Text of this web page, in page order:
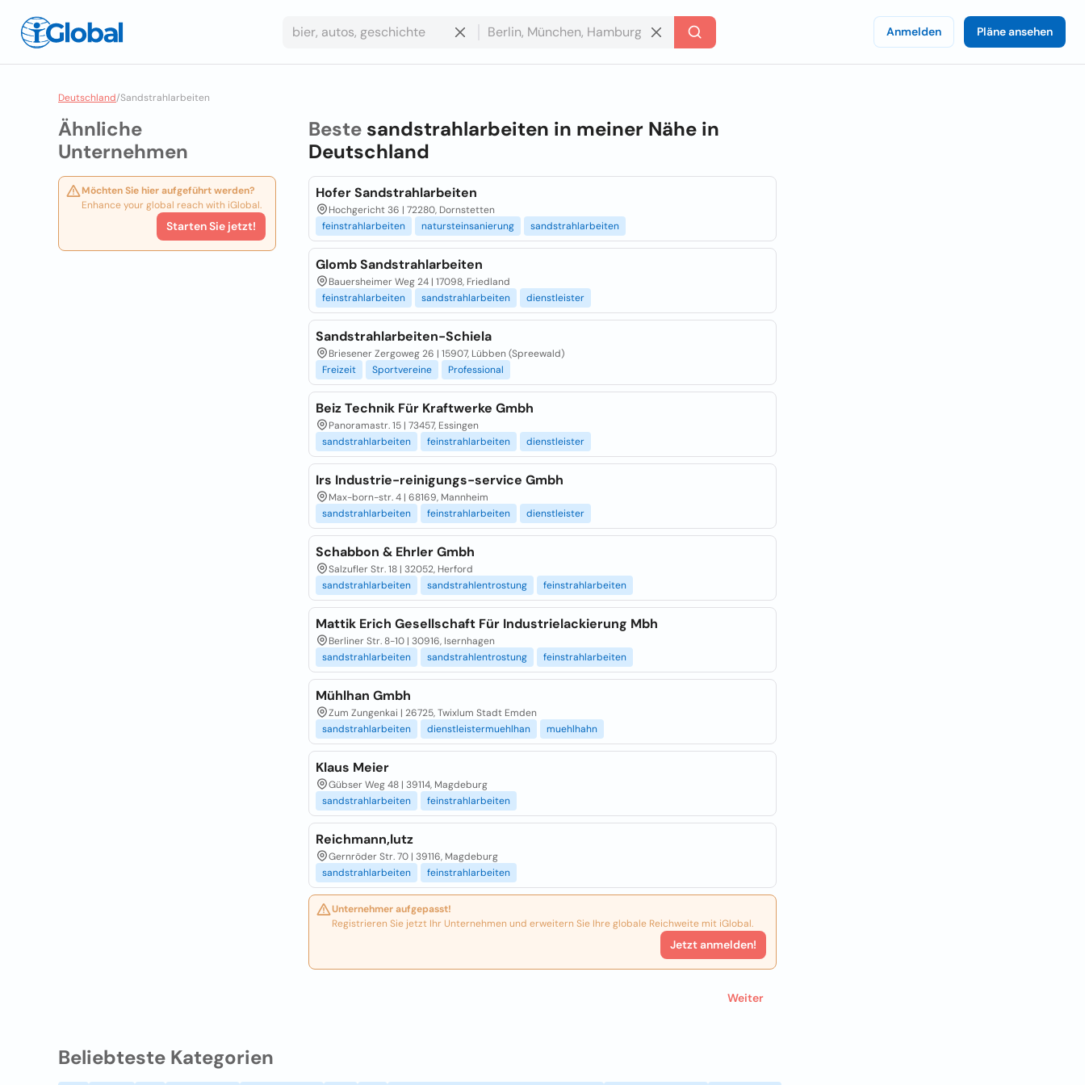
Anmelden Pläne ansehen
Deutschland/Sandstrahlarbeiten
Ähnliche
Unternehmen
Möchten Sie hier aufgeführt werden?
Enhance your global reach with iGlobal.
Starten Sie jetzt!
Beste sandstrahlarbeiten in meiner Nähe in
Deutschland
Hofer Sandstrahlarbeiten
Hochgericht 36 | 72280, Dornstetten
feinstrahlarbeiten
natursteinsanierung sandstrahlarbeiten
Glomb Sandstrahlarbeiten
Bauersheimer Weg 24 | 17098, Friedland
feinstrahlarbeiten
sandstrahlarbeiten dienstleister
Sandstrahlarbeiten-Schiela
Briesener Zergoweg 26 | 15907, Lübben (Spreewald)
Freizeit
Sportvereine Professional
Beiz Technik Für Kraftwerke Gmbh
Panoramastr. 15 | 73457, Essingen
sandstrahlarbeiten
feinstrahlarbeiten dienstleister
Irs Industrie-reinigungs-service Gmbh
Max-born-str. 4 | 68169, Mannheim
sandstrahlarbeiten
feinstrahlarbeiten dienstleister
Schabbon & Ehrler Gmbh
Salzufler Str. 18 | 32052, Herford
sandstrahlarbeiten
sandstrahlentrostung feinstrahlarbeiten
Mattik Erich Gesellschaft Für Industrielackierung Mbh
Berliner Str. 8-10 | 30916, Isernhagen
sandstrahlarbeiten
sandstrahlentrostung feinstrahlarbeiten
Mühlhan Gmbh
Zum Zungenkai | 26725, Twixlum Stadt Emden
sandstrahlarbeiten
dienstleistermuehlhan muehlhahn
Klaus Meier
Gübser Weg 48 | 39114, Magdeburg
sandstrahlarbeiten
feinstrahlarbeiten
Reichmann,lutz
Gernröder Str. 70 | 39116, Magdeburg
sandstrahlarbeiten
feinstrahlarbeiten
Unternehmer aufgepasst!
Registrieren Sie jetzt Ihr Unternehmen und erweitern Sie Ihre globale Reichweite mit iGlobal.
Jetzt anmelden!
Weiter
Beliebteste Kategorien